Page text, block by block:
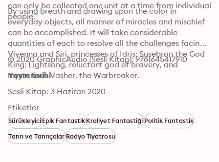
can only be collected one unit at a time from individual
people.
By using breath and drawing upon the color in
everyday objects, all manner of miracles and mischief
can be accomplished. It will take considerable
quantities of each to resolve all the challenges facing
Vivenna and Siri, princesses of Idris; Susebron the God
King; Lightsong, reluctant god of bravery, and
mysterious Vasher, the Warbreaker.
© 2020 GraphicAudio (Sesli Kitap): 9781645417910
Yayın tarihi
Sesli Kitap: 3 Haziran 2020
Etiketler
SürükleyiciEpik FantastikKraliyet FantastiğiPolitik Fantastik
Tanrı ve TanrıçalarRadyo Tiyatrosu